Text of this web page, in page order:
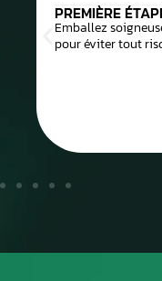
PREMIÈRE
Emballez
pour éviter tout